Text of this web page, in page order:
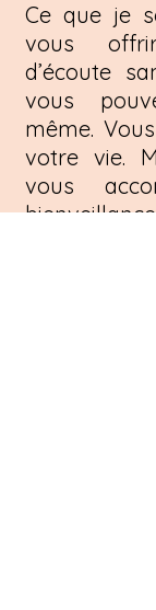
Ce que je
vous
d’écoute
vous
même.
votre vie.
vous